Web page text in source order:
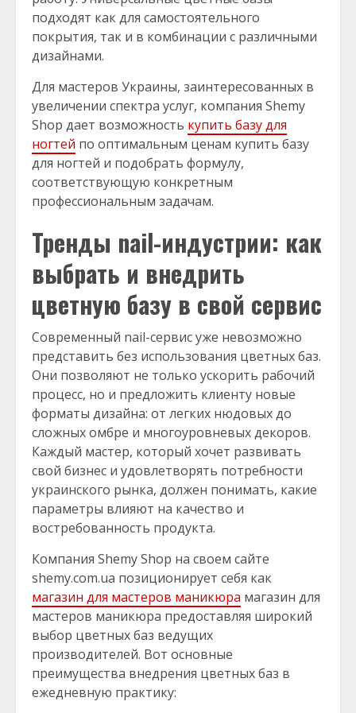
подходят как для самостоятельного
покрытия, так и в комбинации с различными
дизайнами.
Для мастеров Украины, заинтересованных в
увеличении спектра услуг, компания Shemy
Shop дает возможность купить базу для
ногтей по оптимальным ценам купить базу
для ногтей и подобрать формулу,
соответствующую конкретным
профессиональным задачам.
Тренды nail-индустрии: как
выбрать и внедрить
цветную базу в свой сервис
Современный nail-сервис уже невозможно
представить без использования цветных баз.
Они позволяют не только ускорить рабочий
процесс, но и предложить клиенту новые
форматы дизайна: от легких нюдовых до
сложных омбре и многоуровневых декоров.
Каждый мастер, который хочет развивать
свой бизнес и удовлетворять потребности
украинского рынка, должен понимать, какие
параметры влияют на качество и
востребованность продукта.
Компания Shemy Shop на своем сайте
shemy.com.ua позиционирует себя как
магазин для мастеров маникюра магазин для
мастеров маникюра предоставляя широкий
выбор цветных баз ведущих
производителей. Вот основные
преимущества внедрения цветных баз в
ежедневную практику: